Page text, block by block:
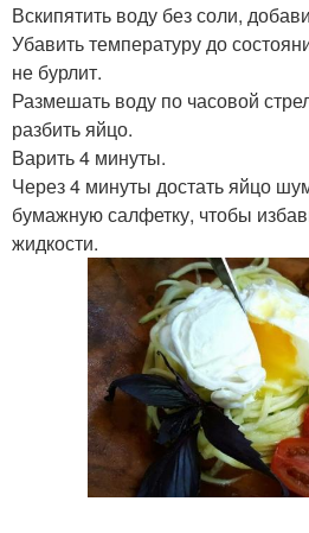
Вскипятить воду без соли,
Убавить температуру до
не бурлит.
Размешать воду по часовой
разбить яйцо.
Варить 4 минуты.
Через 4 минуты достать яйцо
бумажную салфетку, чтобы
жидкости.